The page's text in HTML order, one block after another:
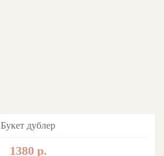
Букет дублер
1380 р.